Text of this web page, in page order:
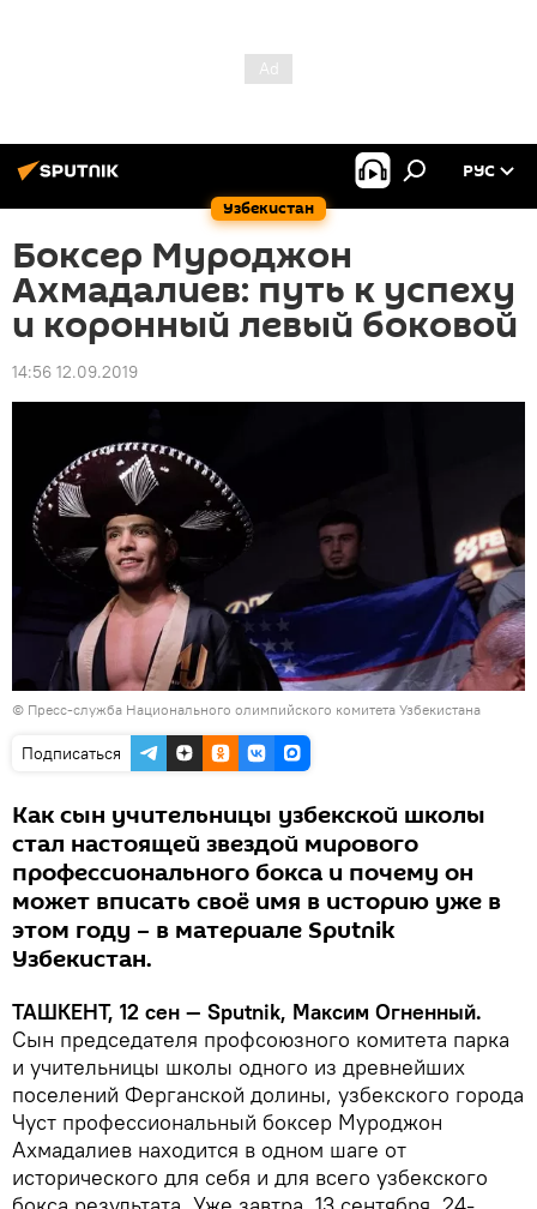
Узбекистан
РУС
Боксер Муроджон
Ахмадалиев: путь к успеху
и коронный левый боковой
14:56 12.09.2019
© Пресс-служба Национального олимпийского комитета Узбекистана
Подписаться
Как сын учительницы узбекской школы
стал настоящей звездой мирового
профессионального бокса и почему он
может вписать своё имя в историю уже в
этом году – в материале Sputnik
Узбекистан.
ТАШКЕНТ, 12 сен — Sputnik, Максим Огненный.
Сын председателя профсоюзного комитета парка
и учительницы школы одного из древнейших
поселений Ферганской долины, узбекского города
Чуст профессиональный боксер Муроджон
Ахмадалиев находится в одном шаге от
исторического для себя и для всего узбекского